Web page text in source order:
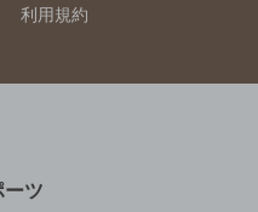
利用規約
ーツ